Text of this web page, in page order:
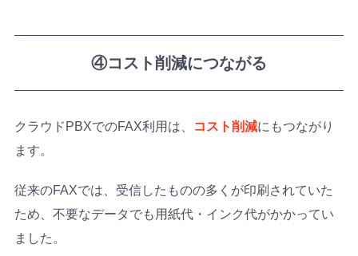
④コスト削減につながる
クラウドPBXでのFAX利用は、 コスト削減にもつながり
ます。
従来のFAXでは、受信したものの多くが印刷されていた
ため、不要なデータでも用紙代・インク代がかかってい
ました。